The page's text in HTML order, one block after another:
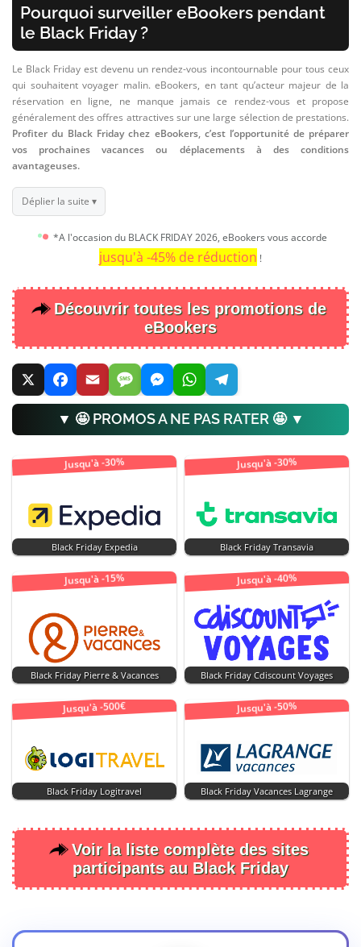
Pourquoi surveiller eBookers pendant
le Black Friday ?
Le Black Friday est devenu un rendez-vous incontournable pour tous ceux
qui souhaitent voyager malin. eBookers, en tant qu’acteur majeur de la
réservation en ligne, ne manque jamais ce rendez-vous et propose
généralement des offres attractives sur une large sélection de prestations.
Profiter du Black Friday chez eBookers, c’est l’opportunité de préparer
vos prochaines vacances ou déplacements à des conditions
avantageuses.
Déplier la suite ▾
*A l'occasion du BLACK FRIDAY 2026, eBookers vous accorde
jusqu'à -45% de réduction !
Découvrir toutes les promotions de
eBookers
▼ 🤩 PROMOS A NE PAS RATER 🤩 ▼
Jusqu'à -30%
Black Friday Expedia
Jusqu'à -30%
Black Friday Transavia
Jusqu'à -15%
Black Friday Pierre & Vacances
Jusqu'à -40%
Black Friday Cdiscount Voyages
Jusqu'à -500€
Black Friday Logitravel
Jusqu'à -50%
Black Friday Vacances Lagrange
Voir la liste complète des sites
participants au Black Friday